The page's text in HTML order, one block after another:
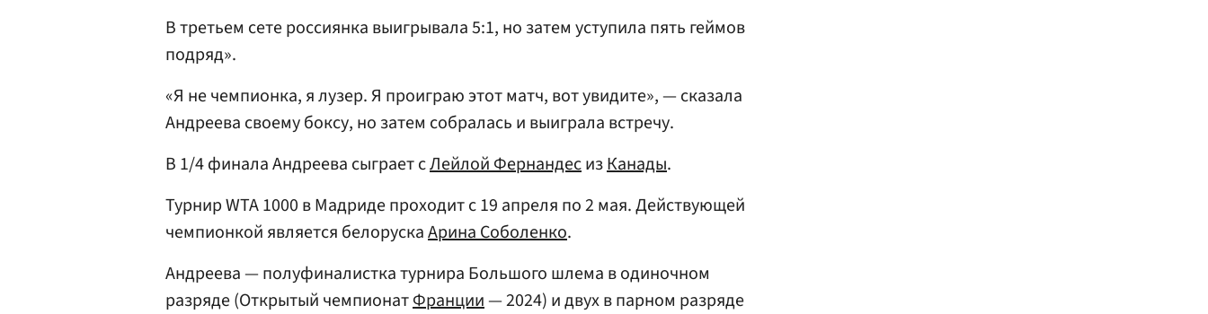
В третьем сете россиянка выигрывала 5:1, но затем уступила пять геймов
подряд».
«Я не чемпионка, я лузер. Я проиграю этот матч, вот увидите», — сказала
Андреева своему боксу, но затем собралась и выиграла встречу.
В 1/4 финала Андреева сыграет сЛейлой ФернандесизКанады.
Турнир WTA 1000 в Мадриде проходит с 19 апреля по 2 мая. Действующей
чемпионкой является белорускаАрина Соболенко.
Андреева — полуфиналистка турнира Большого шлема в одиночном
разряде (Открытый чемпионатФранции— 2024) и двух в парном разряде